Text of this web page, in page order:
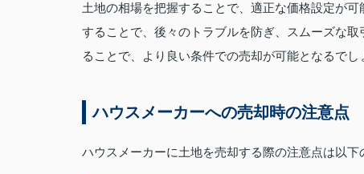
土地の相場を把握することで、適正な価格設定が
することで、後々のトラブルを防ぎ、スムーズな
ることで、より良い条件での売却が可能となるでし
ハウスメーカーへの売却時の注意点
ハウスメーカーに土地を売却する際の注意点は以下